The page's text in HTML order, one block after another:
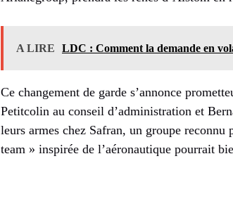
A LIRE LDC : Comment la demande en
Ce changement de garde s’annonce
Petitcolin au conseil d’administration et
leurs armes chez Safran, un groupe
team » inspirée de l’aéronautique pourrait